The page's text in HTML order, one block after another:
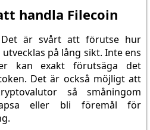
handla Filecoin
är svårt att förutse hur
på lång sikt. Inte ens
kan exakt förutsäga det
Det är också möjligt att
så småningom
eller bli föremål för